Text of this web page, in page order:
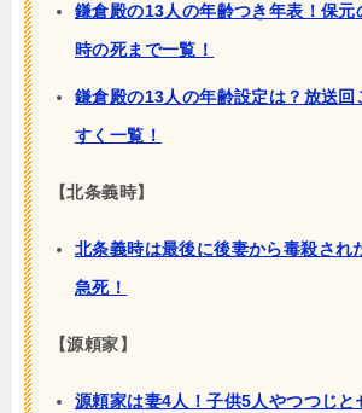
鎌倉殿の13人の年齢つき年表！保元
時の死まで一覧！
鎌倉殿の13人の年齢設定は？放送回
すく一覧！
【北条義時】
北条義時は最後に後妻から毒殺され
急死！
【源頼家】
源頼家は妻4人！子供5人やつつじと